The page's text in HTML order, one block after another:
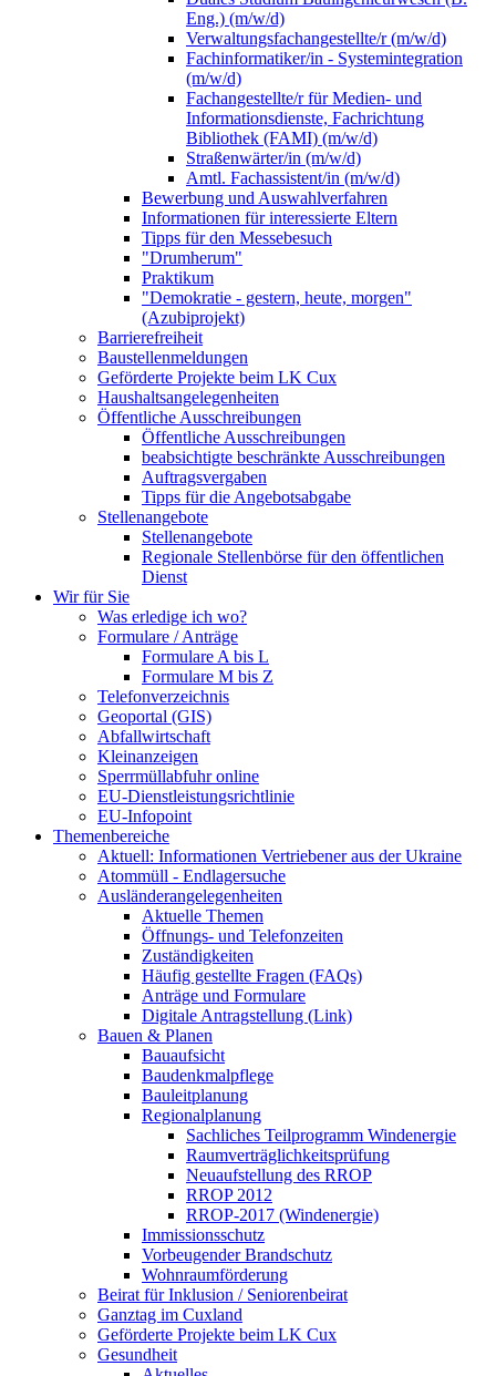
Eng.) (m/w/d)
Verwaltungsfachangestellte/r (m/w/d)
Fachinformatiker/in - Systemintegration
(m/w/d)
Fachangestellte/r für Medien- und
Informationsdienste, Fachrichtung
Bibliothek (FAMI) (m/w/d)
Straßenwärter/in (m/w/d)
Amtl. Fachassistent/in (m/w/d)
Bewerbung und Auswahlverfahren
Informationen für interessierte Eltern
Tipps für den Messebesuch
"Drumherum"
Praktikum
"Demokratie - gestern, heute, morgen"
(Azubiprojekt)
Barrierefreiheit
Baustellenmeldungen
Geförderte Projekte beim LK Cux
Haushaltsangelegenheiten
Öffentliche Ausschreibungen
Öffentliche Ausschreibungen
beabsichtigte beschränkte Ausschreibungen
Auftragsvergaben
Tipps für die Angebotsabgabe
Stellenangebote
Stellenangebote
Regionale Stellenbörse für den öffentlichen
Dienst
Wir für Sie
Was erledige ich wo?
Formulare / Anträge
Formulare A bis L
Formulare M bis Z
Telefonverzeichnis
Geoportal (GIS)
Abfallwirtschaft
Kleinanzeigen
Sperrmüllabfuhr online
EU-Dienstleistungsrichtlinie
EU-Infopoint
Themenbereiche
Aktuell: Informationen Vertriebener aus der Ukraine
Atommüll - Endlagersuche
Ausländerangelegenheiten
Aktuelle Themen
Öffnungs- und Telefonzeiten
Zuständigkeiten
Häufig gestellte Fragen (FAQs)
Anträge und Formulare
Digitale Antragstellung (Link)
Bauen & Planen
Bauaufsicht
Baudenkmalpflege
Bauleitplanung
Regionalplanung
Sachliches Teilprogramm Windenergie
Raumverträglichkeitsprüfung
Neuaufstellung des RROP
RROP 2012
RROP-2017 (Windenergie)
Immissionsschutz
Vorbeugender Brandschutz
Wohnraumförderung
Beirat für Inklusion / Seniorenbeirat
Ganztag im Cuxland
Geförderte Projekte beim LK Cux
Gesundheit